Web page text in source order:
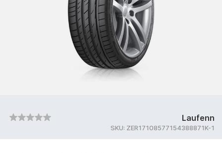
Laufenn
SKU: ZER17108577154388871K-1